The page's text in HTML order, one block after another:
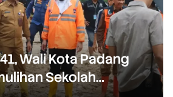
Wali Kota Padang
Sekolah